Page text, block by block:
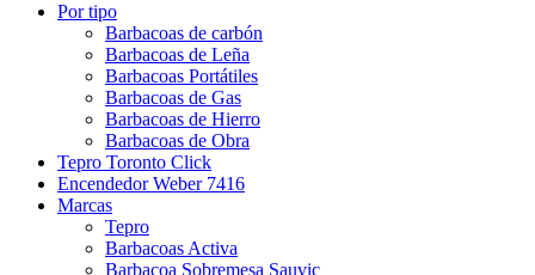
Por tipo
Barbacoas de carbón
Barbacoas de Leña
Barbacoas Portátiles
Barbacoas de Gas
Barbacoas de Hierro
Barbacoas de Obra
Tepro Toronto Click
Encendedor Weber 7416
Marcas
Tepro
Barbacoas Activa
Barbacoa Sobremesa Sauvic